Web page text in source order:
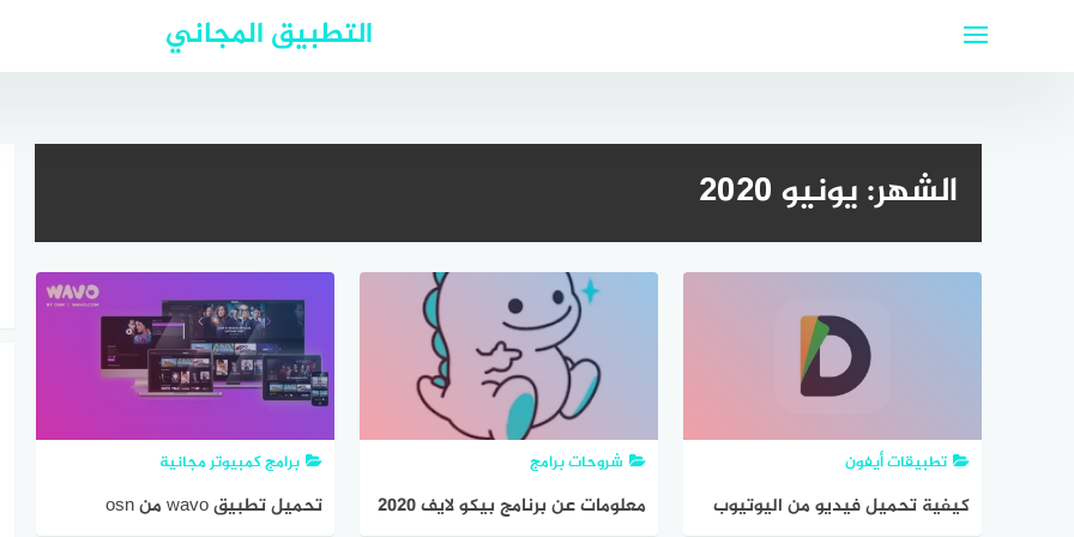
التطبيق المجاني
الشهر:يونيو 2020
تطبيقات أيفون
كيفية تحميل فيديو من اليوتيوب
شروحات برامج
معلومات عن برنامج بيكو لايف 2020
برامج كمبيوتر مجانية
تحميل تطبيق wavo من osn